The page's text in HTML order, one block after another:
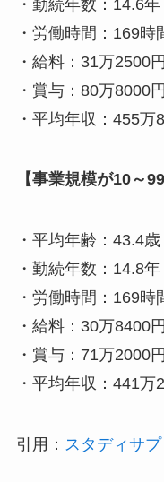
・勤続年数：14.6年
・労働時間：169時
・給料：31万2500
・賞与：80万8000
・平均年収：455万
【事業規模が10～
・平均年齢：43.4歳
・勤続年数：14.8年
・労働時間：169時
・給料：30万8400
・賞与：71万2000円
・平均年収：441万
引用： スタディサ